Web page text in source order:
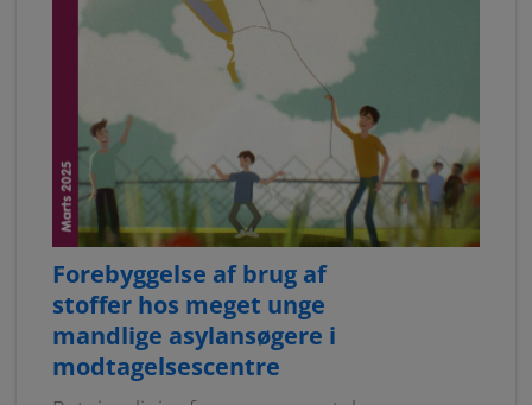
Forebyggelse af brug af
stoffer hos meget unge
mandlige asylansøgere i
modtagelsescentre